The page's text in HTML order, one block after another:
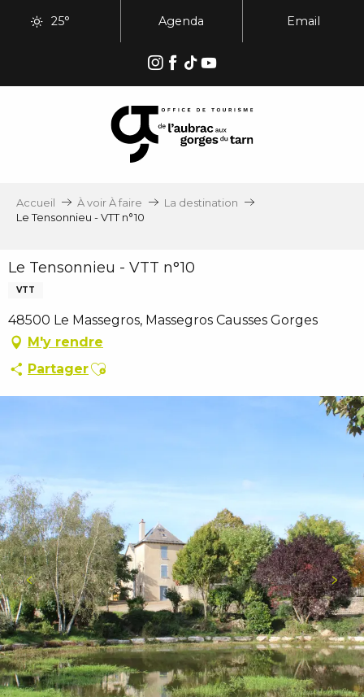
25° Agenda Email
Accueil À voir À faire
La destination
Le Tensonnieu - VTT n°10
Le Tensonnieu - VTT n°10
VTT
48500 Le Massegros, Massegros Causses Gorges
M'y rendre
PartagerAjouter aux favoris